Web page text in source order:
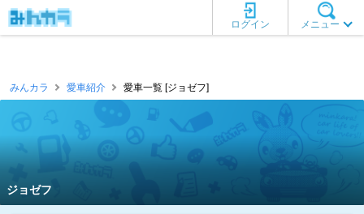
メニュー
ログイン
みんカラ 愛車紹介 愛車一覧 [ジョゼフ]
ジョゼフ